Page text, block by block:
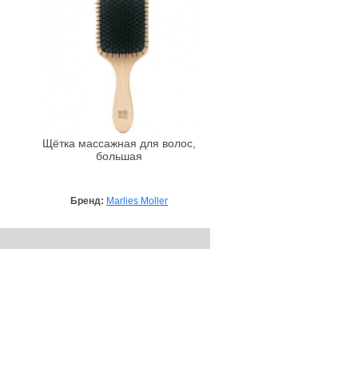
Щётка массажная для волос,
большая
Бренд: Marlies Moller